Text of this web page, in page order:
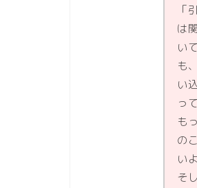
「
は
い
も
い
っ
も
の
い
そ